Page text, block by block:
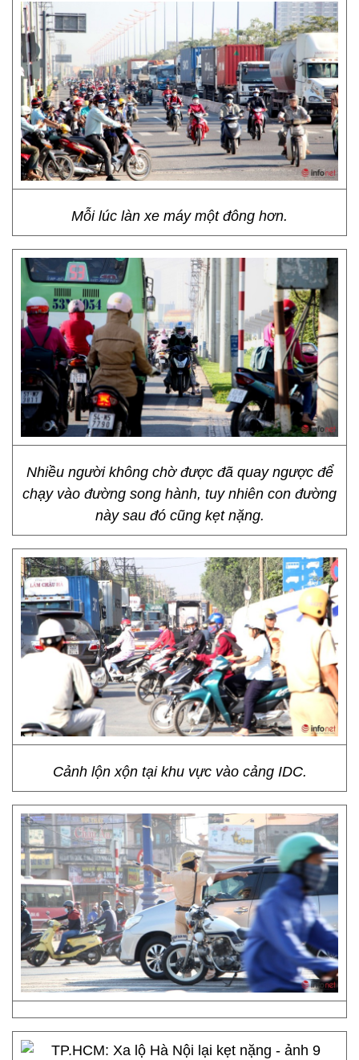
Mỗi lúc làn xe máy một đông hơn.
Nhiều người không chờ được đã quay ngược để
chạy vào đường song hành, tuy nhiên con đường
này sau đó cũng kẹt nặng.
Cảnh lộn xộn tại khu vực vào cảng IDC.